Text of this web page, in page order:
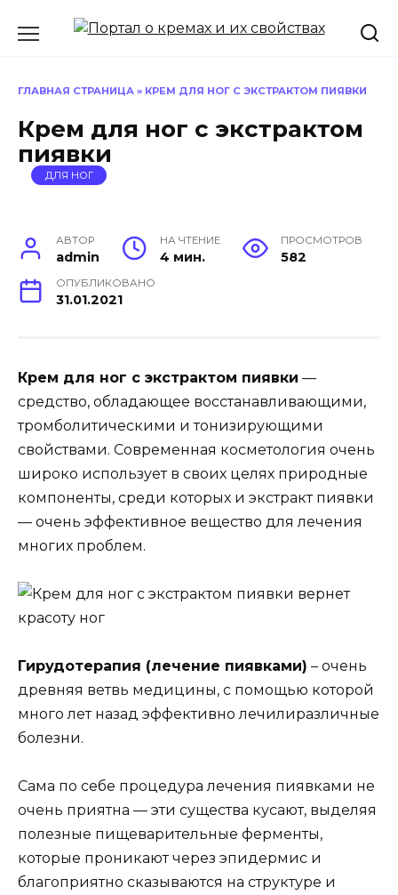
ГЛАВНАЯ СТРАНИЦА » КРЕМ ДЛЯ НОГ С ЭКСТРАКТОМ ПИЯВКИ
Крем для ног с экстрактом
пиявки
ДЛЯ НОГ
АВТОР
admin
НА ЧТЕНИЕ
4 мин.
ПРОСМОТРОВ
582
ОПУБЛИКОВАНО
31.01.2021
Крем для ног с экстрактом пиявки —
средство, обладающее восстанавливающими,
тромболитическими и тонизирующими
свойствами. Современная косметология очень
широко использует в своих целях природные
компоненты, среди которых и экстракт пиявки
— очень эффективное вещество для лечения
многих проблем.
Гирудотерапия (лечение пиявками) – очень
древняя ветвь медицины, с помощью которой
много лет назад эффективно лечилиразличные
болезни.
Сама по себе процедура лечения пиявками не
очень приятна — эти существа кусают, выделяя
полезные пищеварительные ферменты,
которые проникают через эпидермис и
благоприятно сказываются на структуре и